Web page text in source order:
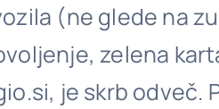
(ne glede na
zelena
je skrb odveč.